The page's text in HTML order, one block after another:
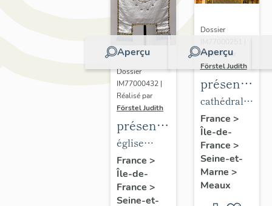
Aperçu
Dossier
IM77000432 |
Réalisé par
Förstel Judith
présentation
du
mobilier
de
l'église
église
paroissiale
Notre-
Dame du
France >
Île-de-
France >
Seine-et-
Aperçu
Dossier
Réalisé par
Förstel Judith
du
mobilier
de la
cathédrale
de
Meaux
cathédrale
Saint-
Etienne
France >
Île-de-
France >
Seine-et-
Marne >
Meaux